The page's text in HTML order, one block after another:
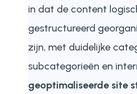
in dat de content
gestructureerd
zijn, met duidelijke
subcategorieën en
geoptimaliseerde site